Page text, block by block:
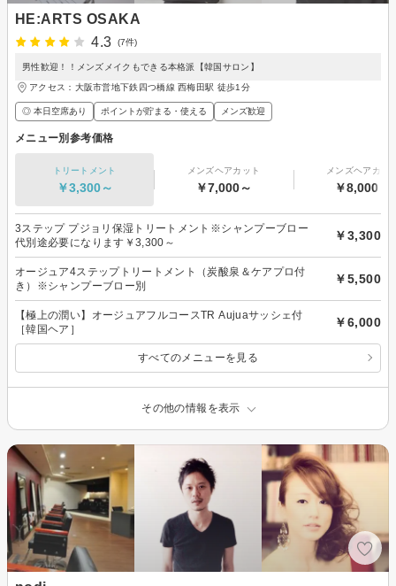
HE:ARTS OSAKA
4.3
(7件)
男性歓迎！！メンズメイクもできる本格派【韓国サロン】
アクセス：大阪市営地下鉄四つ橋線 西梅田駅 徒歩1分
◎ 本日空席あり ポイントが貯まる・使える メンズ歓迎
メニュー別参考価格
トリートメント
￥3,300～
メンズヘアカット
￥7,000～
メンズヘアカラ
￥8,000～
3ステップ プジョリ保湿トリートメント※シャンプーブロー
代別途必要になります￥3,300～
￥3,300
オージュア4ステップトリートメント（炭酸泉＆ケアプロ付
き）※シャンプーブロー別
￥5,500
【極上の潤い】オージュアフルコースTR Aujuaサッシェ付
［韓国ヘア］
￥6,000
すべてのメニューを見る
その他の情報を表示